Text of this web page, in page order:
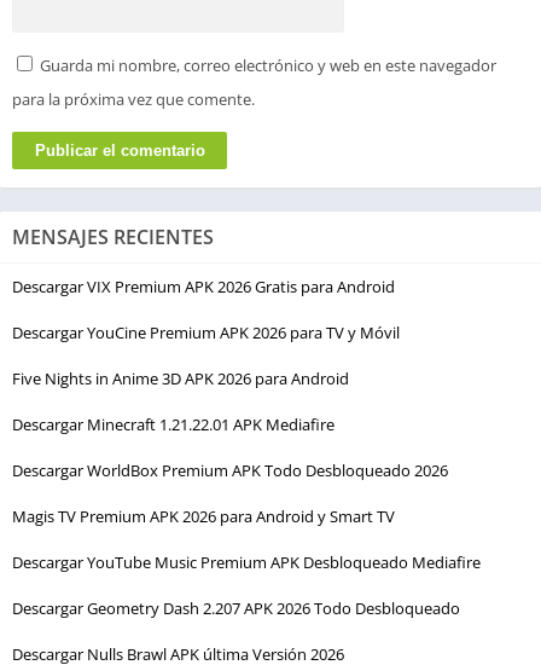
Guarda mi nombre, correo electrónico y web en este navegador
para la próxima vez que comente.
MENSAJES RECIENTES
Descargar VIX Premium APK 2026 Gratis para Android
Descargar YouCine Premium APK 2026 para TV y Móvil
Five Nights in Anime 3D APK 2026 para Android
Descargar Minecraft 1.21.22.01 APK Mediafire
Descargar WorldBox Premium APK Todo Desbloqueado 2026
Magis TV Premium APK 2026 para Android y Smart TV
Descargar YouTube Music Premium APK Desbloqueado Mediafire
Descargar Geometry Dash 2.207 APK 2026 Todo Desbloqueado
Descargar Nulls Brawl APK última Versión 2026